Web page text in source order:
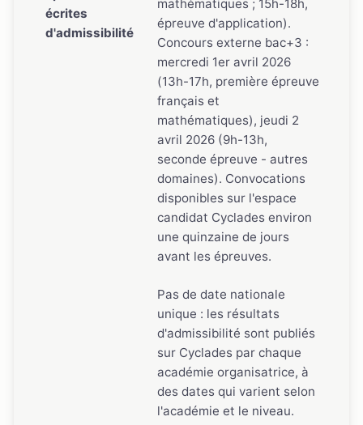
écrites
d'admissibilité
mathématiques ; 15h-18h,
épreuve d'application).
Concours externe bac+3 :
mercredi 1er avril 2026
(13h-17h, première épreuve
français et
mathématiques), jeudi 2
avril 2026 (9h-13h,
seconde épreuve - autres
domaines). Convocations
disponibles sur l'espace
candidat Cyclades environ
une quinzaine de jours
avant les épreuves.
Pas de date nationale
unique : les résultats
d'admissibilité sont publiés
sur Cyclades par chaque
académie organisatrice, à
des dates qui varient selon
l'académie et le niveau.